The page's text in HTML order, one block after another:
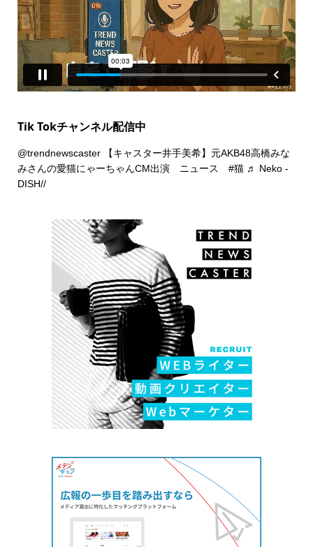
Tik Tokチャンネル配信中
@trendnewscaster【キャスター井手美希】元AKB48高橋みな
みさんの愛猫にゃーちゃんCM出演 ニュース #猫 ♬ Neko -
DISH//